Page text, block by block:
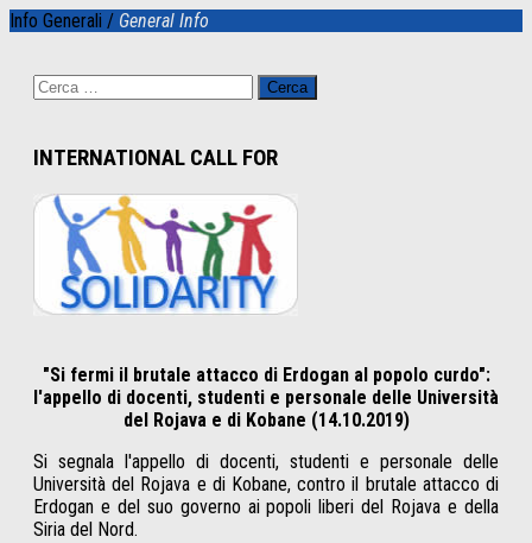
Info Generali / General Info
Ricerca
per:
INTERNATIONAL CALL FOR
"Si fermi il brutale attacco di Erdogan al popolo curdo":
l'appello di docenti, studenti e personale delle Università
del Rojava e di Kobane (14.10.2019)
Si segnala l'appello di docenti, studenti e personale delle
Università del Rojava e di Kobane, contro il brutale attacco di
Erdogan e del suo governo ai popoli liberi del Rojava e della
Siria del Nord.